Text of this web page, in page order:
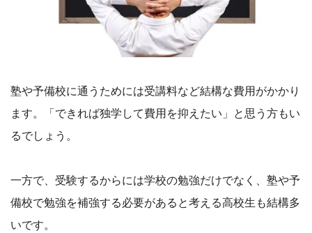
塾や予備校に通うためには受講料など結構な費用がかかり
ます。「できれば独学して費用を抑えたい」と思う方もい
るでしょう。
一方で、受験するからには学校の勉強だけでなく、塾や予
備校で勉強を補強する必要があると考える高校生も結構多
いです。